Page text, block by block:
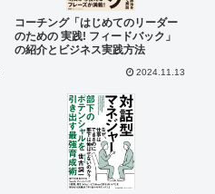
コーチング「はじめてのリーダー
のための 実践! フィードバック」
の紹介とビジネス実践方法
2024.11.13